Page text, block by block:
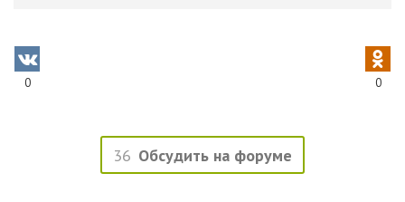
0 0
36 Обсудить на форуме